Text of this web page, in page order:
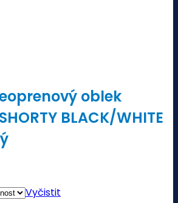
oblek
BLACK/WHITE
Vyčistit